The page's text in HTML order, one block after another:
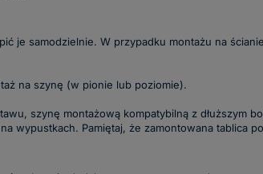
je samodzielnie. W przypadku montażu na
na szynę (w pionie lub poziomie).
szynę montażową kompatybilną z dłuższym
wypustkach. Pamiętaj, że zamontowana tablica